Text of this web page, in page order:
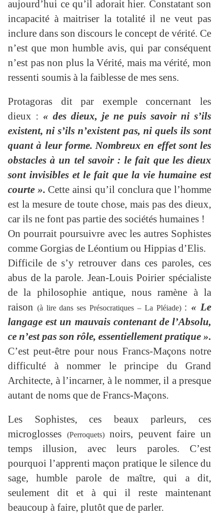
aujourd’hui ce qu’il adorait hier. Constatant son
incapacité à maitriser la totalité il ne veut pas
inclure dans son discours le concept de vérité. Ce
n’est que mon humble avis, qui par conséquent
n’est pas non plus la Vérité, mais ma vérité, mon
ressenti soumis à la faiblesse de mes sens.
Protagoras dit par exemple concernant les
dieux : « des dieux, je ne puis savoir ni s’ils
existent, ni s’ils n’existent pas, ni quels ils sont
quant à leur forme. Nombreux en effet sont les
obstacles à un tel savoir : le fait que les dieux
sont invisibles et le fait que la vie humaine est
courte ». Cette ainsi qu’il conclura que l’homme
est la mesure de toute chose, mais pas des dieux,
car ils ne font pas partie des sociétés humaines !
On pourrait poursuivre avec les autres Sophistes
comme Gorgias de Léontium ou Hippias d’Elis.
Difficile de s’y retrouver dans ces paroles, ces
abus de la parole. Jean-Louis Poirier spécialiste
de la philosophie antique, nous ramène à la
raison (à lire dans ses Présocratiques – La Pléiade) : « Le
langage est un mauvais contenant de l’Absolu,
ce n’est pas son rôle, essentiellement pratique ».
C’est peut-être pour nous Francs-Maçons notre
difficulté à nommer le principe du Grand
Architecte, à l’incarner, à le nommer, il a presque
autant de noms que de Francs-Maçons.
Les Sophistes, ces beaux parleurs, ces
microglosses
(Perroquets)noirs, peuvent faire un
temps illusion, avec leurs paroles. C’est
pourquoi l’apprenti maçon pratique le silence du
sage, humble parole de maître, qui a dit,
seulement dit et à qui il reste maintenant
beaucoup à faire, plutôt que de parler.